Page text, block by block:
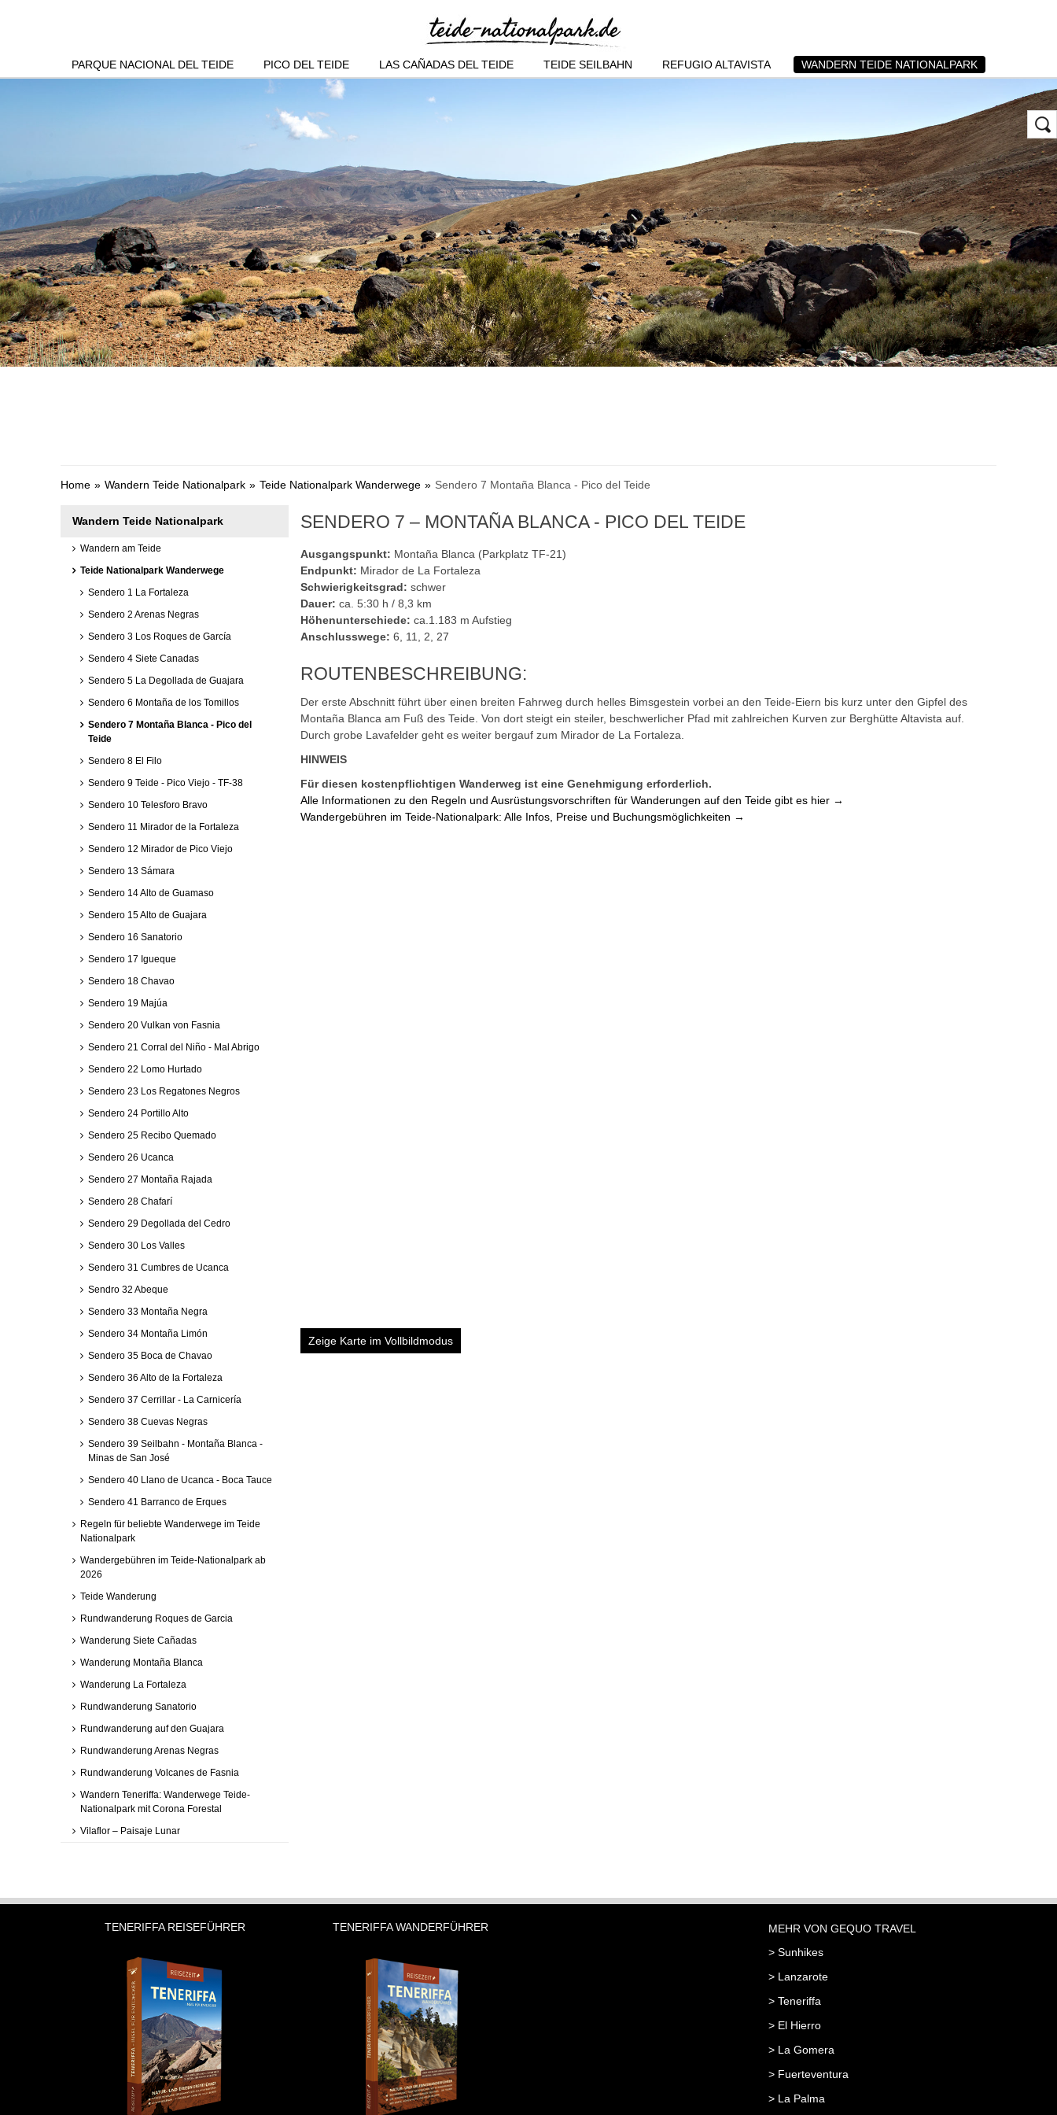
PARQUE NACIONAL DEL TEIDE PICO DEL TEIDE LAS CAÑADAS DEL TEIDE TEIDE SEILBAHN REFUGIO ALTAVISTA WANDERN TEIDE NATIONALPARK
Home Wandern Teide Nationalpark Teide Nationalpark Wanderwege Sendero 7 Montaña Blanca - Pico del Teide
Wandern Teide Nationalpark
Wandern am Teide
Teide Nationalpark Wanderwege
Sendero 1 La Fortaleza
Sendero 2 Arenas Negras
Sendero 3 Los Roques de García
Sendero 4 Siete Canadas
Sendero 5 La Degollada de Guajara
Sendero 6 Montaña de los Tomillos
Sendero 7 Montaña Blanca - Pico del
Teide
Sendero 8 El Filo
Sendero 9 Teide - Pico Viejo - TF-38
Sendero 10 Telesforo Bravo
Sendero 11 Mirador de la Fortaleza
Sendero 12 Mirador de Pico Viejo
Sendero 13 Sámara
Sendero 14 Alto de Guamaso
Sendero 15 Alto de Guajara
Sendero 16 Sanatorio
Sendero 17 Igueque
Sendero 18 Chavao
Sendero 19 Majúa
Sendero 20 Vulkan von Fasnia
Sendero 21 Corral del Niño - Mal Abrigo
Sendero 22 Lomo Hurtado
Sendero 23 Los Regatones Negros
Sendero 24 Portillo Alto
Sendero 25 Recibo Quemado
Sendero 26 Ucanca
Sendero 27 Montaña Rajada
Sendero 28 Chafarí
Sendero 29 Degollada del Cedro
Sendero 30 Los Valles
Sendero 31 Cumbres de Ucanca
Sendro 32 Abeque
Sendero 33 Montaña Negra
Sendero 34 Montaña Limón
Sendero 35 Boca de Chavao
Sendero 36 Alto de la Fortaleza
Sendero 37 Cerrillar - La Carnicería
Sendero 38 Cuevas Negras
Sendero 39 Seilbahn - Montaña Blanca -
Minas de San José
Sendero 40 Llano de Ucanca - Boca Tauce
Sendero 41 Barranco de Erques
Regeln für beliebte Wanderwege im Teide
Nationalpark
Wandergebühren im Teide-Nationalpark ab
2026
Teide Wanderung
Rundwanderung Roques de Garcia
Wanderung Siete Cañadas
Wanderung Montaña Blanca
Wanderung La Fortaleza
Rundwanderung Sanatorio
Rundwanderung auf den Guajara
Rundwanderung Arenas Negras
Rundwanderung Volcanes de Fasnia
Wandern Teneriffa: Wanderwege Teide-
Nationalpark mit Corona Forestal
Vilaflor – Paisaje Lunar
SENDERO 7 – MONTAÑA BLANCA - PICO DEL TEIDE
Ausgangspunkt: Montaña Blanca (Parkplatz TF-21)
Endpunkt: Mirador de La Fortaleza
Schwierigkeitsgrad: schwer
Dauer: ca. 5:30 h / 8,3 km
Höhenunterschiede: ca.1.183 m Aufstieg
Anschlusswege: 6, 11, 2, 27
ROUTENBESCHREIBUNG:
Der erste Abschnitt führt über einen breiten Fahrweg durch helles Bimsgestein vorbei an den Teide-Eiern bis kurz unter den Gipfel des
Montaña Blanca am Fuß des Teide. Von dort steigt ein steiler, beschwerlicher Pfad mit zahlreichen Kurven zur Berghütte Altavista auf.
Durch grobe Lavafelder geht es weiter bergauf zum Mirador de La Fortaleza.
HINWEIS
Für diesen kostenpflichtigen Wanderweg ist eine Genehmigung erforderlich.
Alle Informationen zu den Regeln und Ausrüstungsvorschriften für Wanderungen auf den Teide gibt es hier →
Wandergebühren im Teide-Nationalpark: Alle Infos, Preise und Buchungsmöglichkeiten →
Zeige Karte im Vollbildmodus
TENERIFFA REISEFÜHRER TENERIFFA WANDERFÜHRER
MEHR VON GEQUO TRAVEL
> Sunhikes
> Lanzarote
> Teneriffa
> El Hierro
> La Gomera
> Fuerteventura
> La Palma